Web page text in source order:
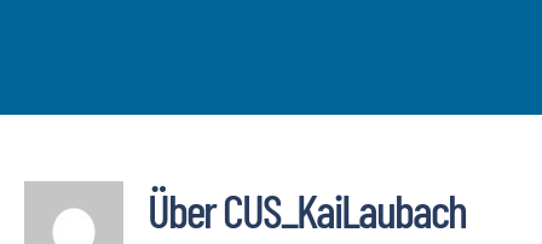
ÜberCUS_KaiLaubach